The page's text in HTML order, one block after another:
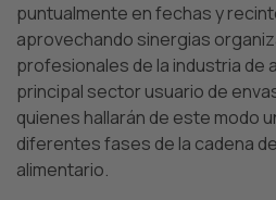
puntualmente en fechas y
aprovechando sinergias
profesionales de la industria de
principal sector usuario de
quienes hallarán de este modo
diferentes fases de la cadena
alimentario.